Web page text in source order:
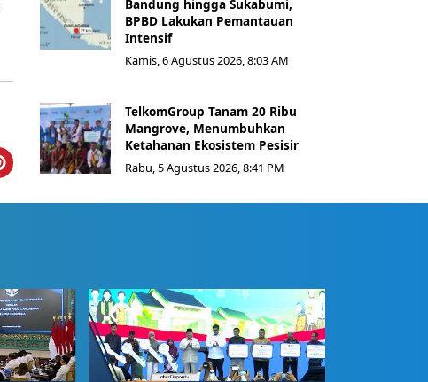
Bandung hingga Sukabumi,
BPBD Lakukan Pemantauan
Intensif
Kamis, 6 Agustus 2026, 8:03 AM
TelkomGroup Tanam 20 Ribu
Mangrove, Menumbuhkan
Ketahanan Ekosistem Pesisir
Rabu, 5 Agustus 2026, 8:41 PM